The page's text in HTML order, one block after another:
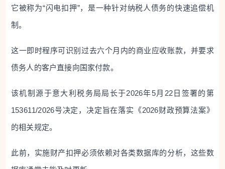
它被称为“闪电扣押”，是一种针对纳税人债务的快速追偿机
制。
这一即时程序可识别过去六个月内的商业应收账款，并要求
债务人的客户直接向国家付款。
该机制源于意大利税务局局长于2026年5月22日签署的第
153611/2026号决定，决定旨在落实《2026财政预算法案》
的相关规定。
此前，实施财产扣押必须依赖对各类数据库的分析，这些数